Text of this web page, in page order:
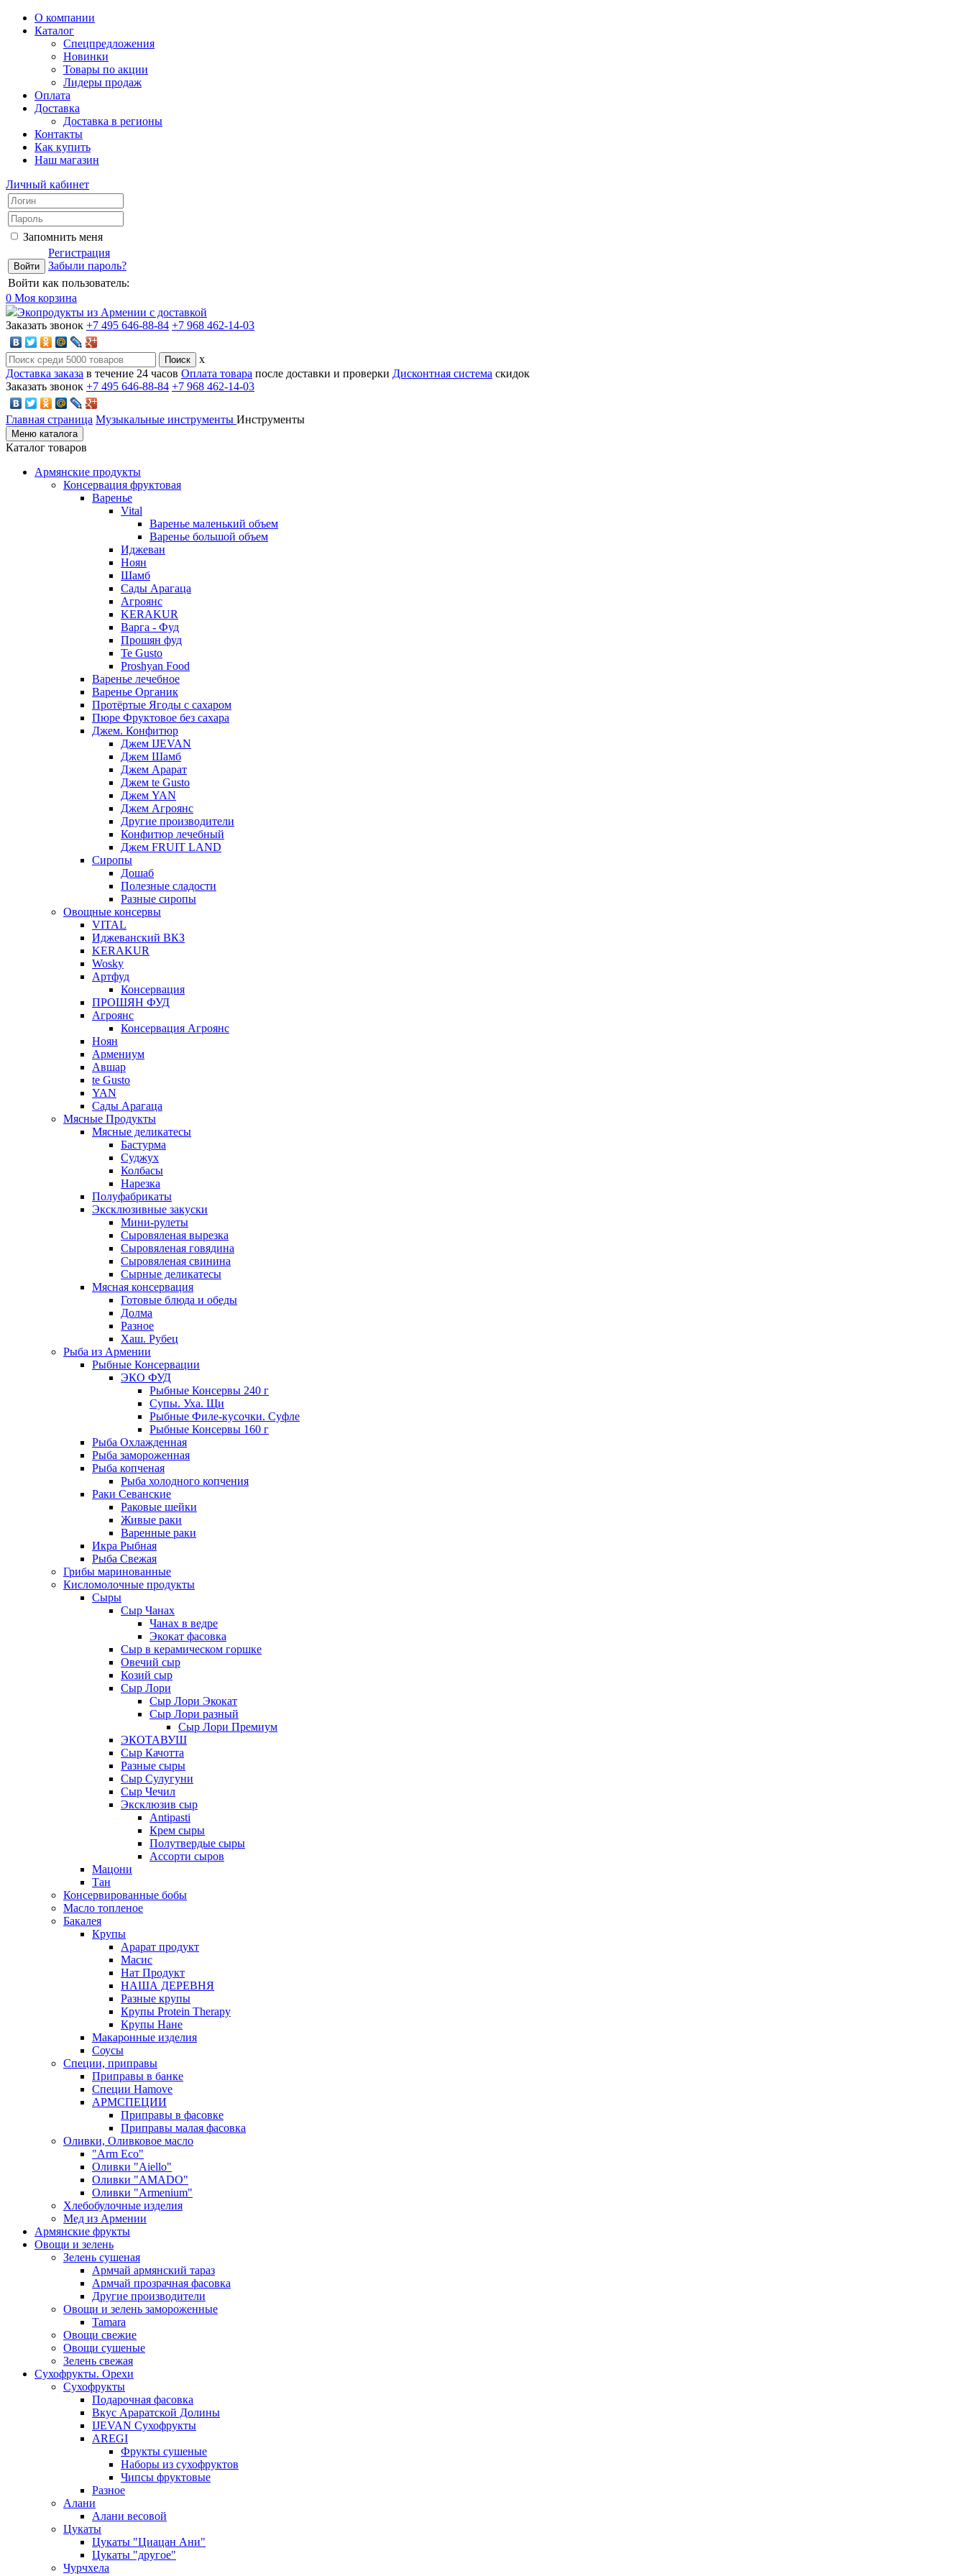
О компании
Каталог
Спецпредложения
Новинки
Товары по акции
Лидеры продаж
Оплата
Доставка
Доставка в регионы
Контакты
Как купить
Наш магазин
Личный кабинет
Запомнить меня
Регистрация
Забыли пароль?
Войти как пользователь:
0 Моя корзина
Экопродукты из Армении с доставкой
Заказать звонок +7 495 646-88-84 +7 968 462-14-03
x
Доставка заказа в течение 24 часов Оплата товара после доставки и проверки Дисконтная система скидок
Заказать звонок +7 495 646-88-84 +7 968 462-14-03
Главная страница Музыкальные инструменты Инструменты
Меню каталога
Каталог товаров
Армянские продукты
Консервация фруктовая
Варенье
Vital
Варенье маленький объем
Варенье большой объем
Иджеван
Ноян
Шамб
Сады Арагаца
Агроянс
KERAKUR
Варга - Фуд
Прошян фуд
Te Gusto
Proshyan Food
Варенье лечебное
Варенье Органик
Протёртые Ягоды с сахаром
Пюре Фруктовое без сахара
Джем. Конфитюр
Джем IJEVAN
Джем Шамб
Джем Арарат
Джем te Gusto
Джем YAN
Джем Агроянс
Другие производители
Конфитюр лечебный
Джем FRUIT LAND
Сиропы
Дошаб
Полезные сладости
Разные сиропы
Овощные консервы
VITAL
Иджеванский ВКЗ
KERAKUR
Wosky
Артфуд
Консервация
ПРОШЯН ФУД
Агроянс
Консервация Агроянс
Ноян
Армениум
Авшар
te Gusto
YAN
Сады Арагаца
Мясные Продукты
Мясные деликатесы
Бастурма
Суджух
Колбасы
Нарезка
Полуфабрикаты
Эксклюзивные закуски
Мини-рулеты
Сыровяленая вырезка
Сыровяленая говядина
Сыровяленая свинина
Сырные деликатесы
Мясная консервация
Готовые блюда и обеды
Долма
Разное
Хаш. Рубец
Рыба из Армении
Рыбные Консервации
ЭКО ФУД
Рыбные Консервы 240 г
Супы. Уха. Щи
Рыбные Филе-кусочки. Суфле
Рыбные Консервы 160 г
Рыба Охлажденная
Рыба замороженная
Рыба копченая
Рыба холодного копчения
Раки Севанские
Раковые шейки
Живые раки
Варенные раки
Икра Рыбная
Рыба Свежая
Грибы маринованные
Кисломолочные продукты
Сыры
Сыр Чанах
Чанах в ведре
Экокат фасовка
Сыр в керамическом горшке
Овечий сыр
Козий сыр
Сыр Лори
Сыр Лори Экокат
Сыр Лори разный
Сыр Лори Премиум
ЭКОТАВУШ
Сыр Качотта
Разные сыры
Сыр Сулугуни
Сыр Чечил
Эксклюзив сыр
Antipasti
Крем сыры
Полутвердые сыры
Ассорти сыров
Мацони
Тан
Консервированные бобы
Масло топленое
Бакалея
Крупы
Арарат продукт
Масис
Нат Продукт
НАША ДЕРЕВНЯ
Разные крупы
Крупы Protein Therapy
Крупы Нане
Макаронные изделия
Соусы
Специи, приправы
Приправы в банке
Специи Hamove
АРМСПЕЦИИ
Приправы в фасовке
Приправы малая фасовка
Оливки, Оливковое масло
"Arm Eco"
Оливки "Aiello"
Оливки "AMADO"
Оливки "Armenium"
Хлебобулочные изделия
Мед из Армении
Армянские фрукты
Овощи и зелень
Зелень сушеная
Армчай армянский тараз
Армчай прозрачная фасовка
Другие производители
Овощи и зелень замороженные
Tamara
Овощи свежие
Овощи сушеные
Зелень свежая
Сухофрукты. Орехи
Сухофрукты
Подарочная фасовка
Вкус Араратской Долины
IJEVAN Сухофрукты
AREGI
Фрукты сушеные
Наборы из сухофруктов
Чипсы фруктовые
Разное
Алани
Алани весовой
Цукаты
Цукаты "Циацан Ани"
Цукаты "другое"
Чурчхела